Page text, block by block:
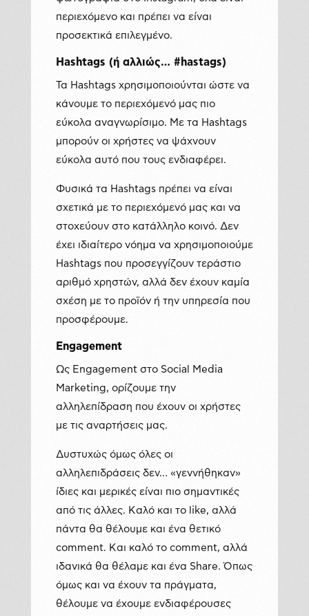
περιεχόμενο και πρέπει να είναι
προσεκτικά επιλεγμένο.
Hashtags (ή αλλιώς… #hastags)
Τα Hashtags χρησιμοποιούνται ώστε να
κάνουμε το περιεχόμενό μας πιο
εύκολα αναγνωρίσιμο. Με τα Hashtags
μπορούν οι χρήστες να ψάχνουν
εύκολα αυτό που τους ενδιαφέρει.
Φυσικά τα Hashtags πρέπει να είναι
σχετικά με το περιεχόμενό μας και να
στοχεύουν στο κατάλληλο κοινό. Δεν
έχει ιδιαίτερο νόημα να χρησιμοποιούμε
Hashtags που προσεγγίζουν τεράστιο
αριθμό χρηστών, αλλά δεν έχουν καμία
σχέση με το προϊόν ή την υπηρεσία που
προσφέρουμε.
Engagement
Ως Engagement στο Social Media
Marketing, ορίζουμε την
αλληλεπίδραση που έχουν οι χρήστες
με τις αναρτήσεις μας.
Δυστυχώς όμως όλες οι
αλληλεπιδράσεις δεν… «γεννήθηκαν»
ίδιες και μερικές είναι πιο σημαντικές
από τις άλλες. Καλό και το like, αλλά
πάντα θα θέλουμε και ένα θετικό
comment. Και καλό το comment, αλλά
ιδανικά θα θέλαμε και ένα Share. Όπως
όμως και να έχουν τα πράγματα,
θέλουμε να έχουμε ενδιαφέρουσες